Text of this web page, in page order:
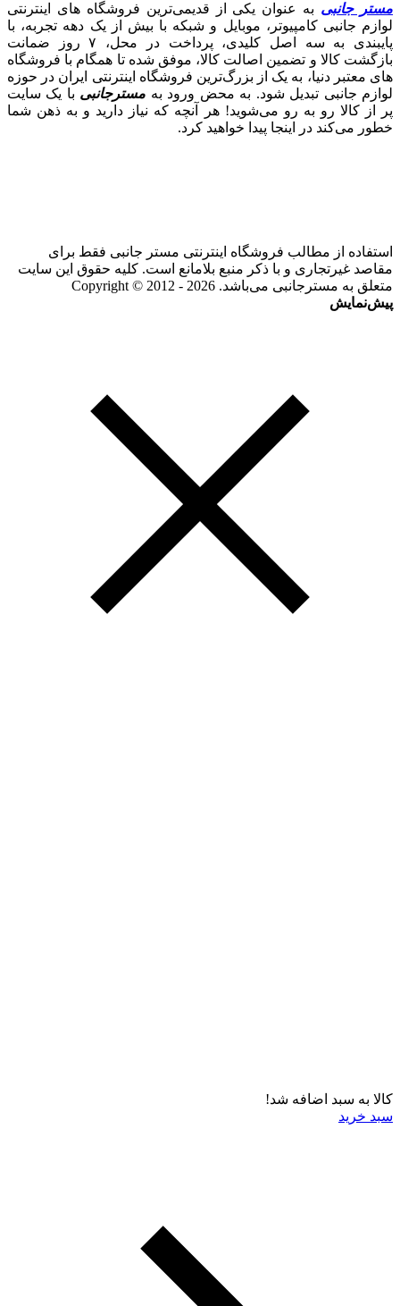
مستر جانبی به عنوان یکی از قدیمی‌ترین فروشگاه های اینترنتی
لوازم جانبی کامپیوتر، موبایل و شبکه با بیش از یک دهه تجربه، با
پایبندی به سه اصل کلیدی، پرداخت در محل، ۷ روز ضمانت
بازگشت کالا و تضمین اصالت کالا، موفق شده تا همگام با فروشگاه‌
های معتبر دنیا، به یک از بزرگ‌ترین فروشگاه اینترنتی ایران در حوزه
لوازم جانبی تبدیل شود. به محض ورود به مسترجانبی با یک سایت
پر از کالا رو به رو می‌شوید! هر آنچه که نیاز دارید و به ذهن شما
خطور می‌کند در اینجا پیدا خواهید کرد.
استفاده از مطالب فروشگاه اینترنتی مستر جانبی فقط برای
مقاصد غیرتجاری و با ذکر منبع بلامانع است. کلیه حقوق این سایت
متعلق به مسترجانبی می‌باشد. Copyright © 2012 - 2026
پیش‌نمایش
کالا به سبد اضافه شد!
سبد خرید